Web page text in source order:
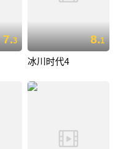
7.3 8.1
冰川时代4